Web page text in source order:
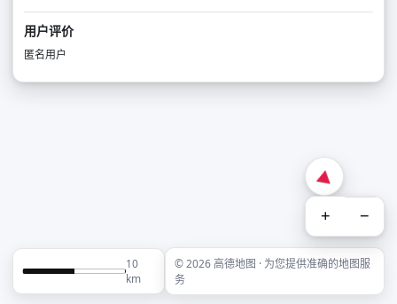
用户评价
匿名用户
+ −
10
km
© 2026 高德地图 · 为您提供准确的地图服
务